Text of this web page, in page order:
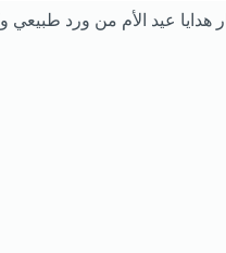
هدايا عيد الأم من ورد